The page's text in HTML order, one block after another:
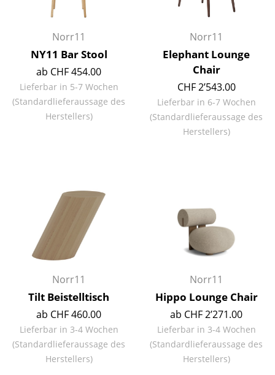
Stehleuchten & Leseleuchten
Bodenleuchten
Outdoor-Leuchten
Akkuleuchten
Doppelbetten
Einzelbetten
Stapelbetten
Kinderbetten
... alle Betten
Accessoires
Norr11
NY11 Bar Stool
ab CHF 454.00
Lieferbar in 5-7 Wochen
(Standardlieferaussage des
Herstellers)
Norr11
Elephant Lounge
Chair
CHF 2’543.00
Lieferbar in 6-7 Wochen
(Standardlieferaussage des
Herstellers)
Norr11
Tilt Beistelltisch
ab CHF 460.00
Lieferbar in 3-4 Wochen
(Standardlieferaussage des
Herstellers)
Norr11
Hippo Lounge Chair
ab CHF 2’271.00
Lieferbar in 3-4 Wochen
(Standardlieferaussage des
Herstellers)